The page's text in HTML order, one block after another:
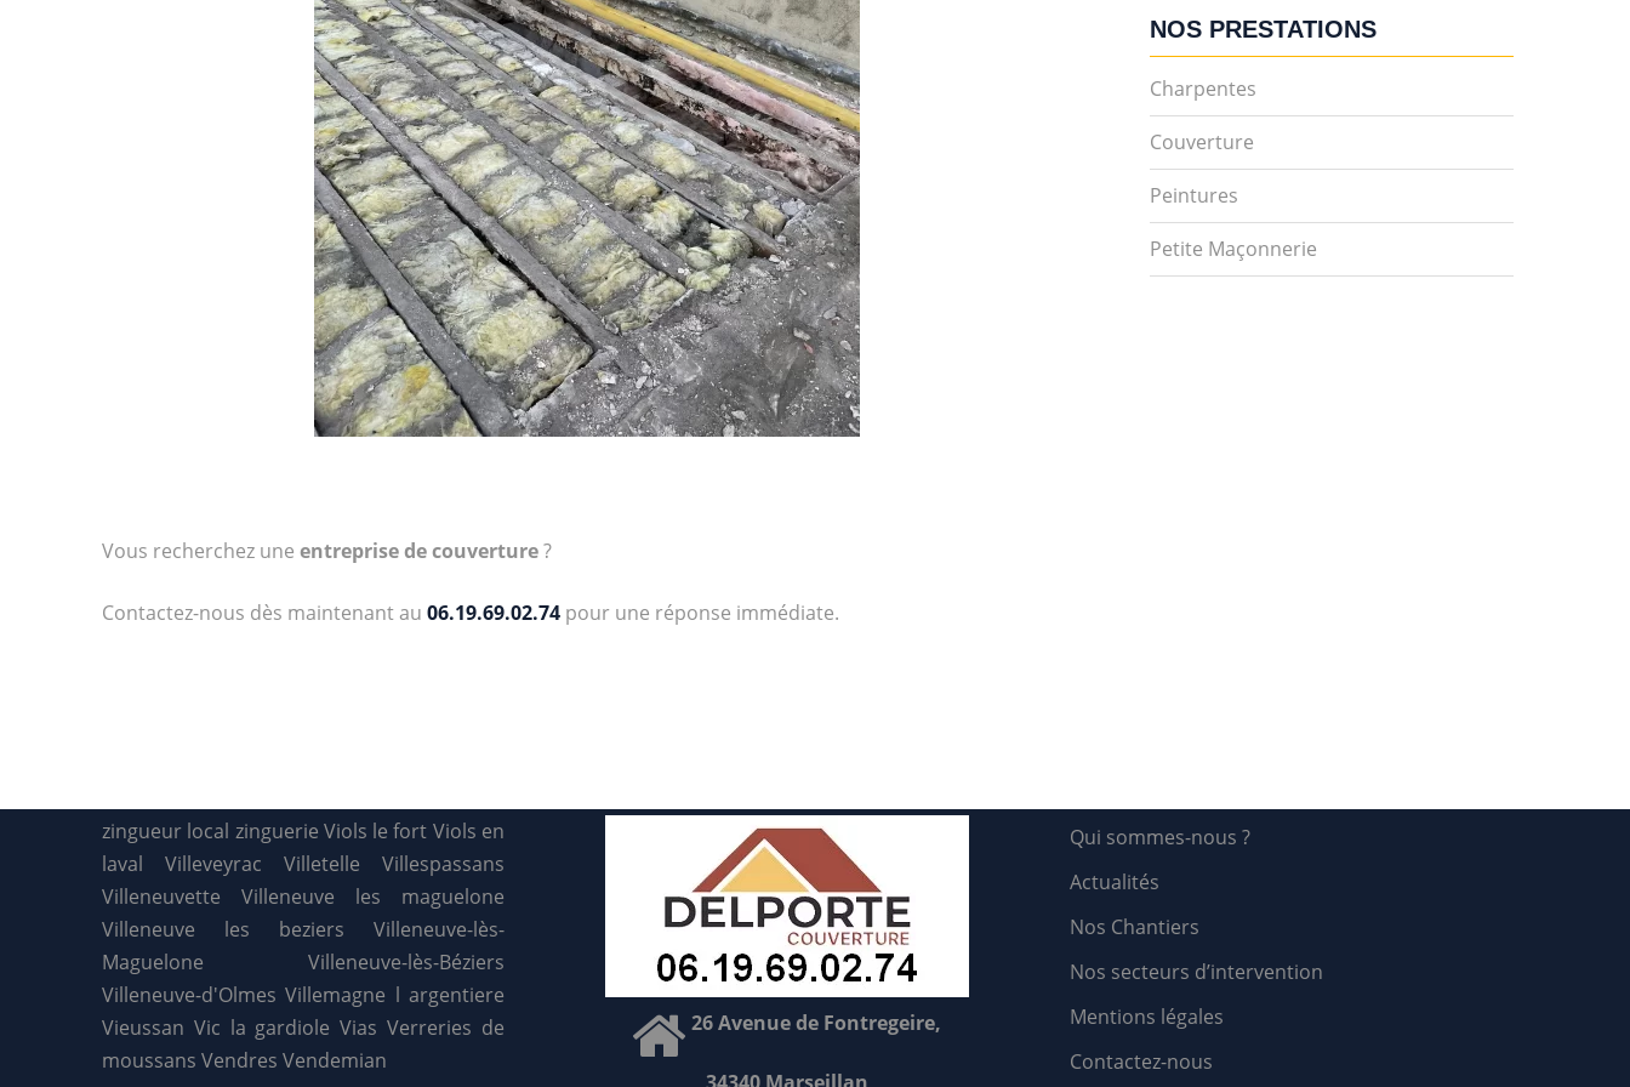
Vous recherchez une entreprise de couverture?
Contactez-nous dès maintenant au 06.19.69.02.74 pour une réponse immédiate.
NOS PRESTATIONS
Charpentes
Couverture
Peintures
Petite Maçonnerie
zingueur local zinguerie Viols le fort Viols en
laval
Villeveyrac Villetelle
Villespassans
Villeneuvette
Villeneuve les maguelone
Villeneuve les beziers
Villeneuve-lès-
Maguelone
Villeneuve-lès-Béziers
Villeneuve-d'Olmes Villemagne l argentiere
Vieussan Vic la gardiole Vias Verreries de
moussans Vendres Vendemian
26 Avenue de Fontregeire,
Qui sommes-nous ?
Actualités
Nos Chantiers
Nos secteurs d’intervention
Mentions légales
Contactez-nous